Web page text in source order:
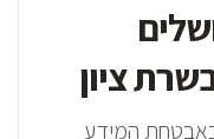
ציון
באבטחת המידע